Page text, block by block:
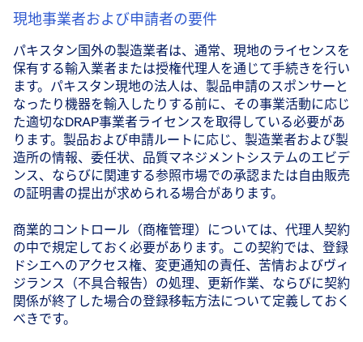
現地事業者および申請者の要件
パキスタン国外の製造業者は、通常、現地のライセンスを
保有する輸入業者または授権代理人を通じて手続きを行い
ます。パキスタン現地の法人は、製品申請のスポンサーと
なったり機器を輸入したりする前に、その事業活動に応じ
た適切なDRAP事業者ライセンスを取得している必要があ
ります。製品および申請ルートに応じ、製造業者および製
造所の情報、委任状、品質マネジメントシステムのエビデ
ンス、ならびに関連する参照市場での承認または自由販売
の証明書の提出が求められる場合があります。
商業的コントロール（商権管理）については、代理人契約
の中で規定しておく必要があります。この契約では、登録
ドシエへのアクセス権、変更通知の責任、苦情およびヴィ
ジランス（不具合報告）の処理、更新作業、ならびに契約
関係が終了した場合の登録移転方法について定義しておく
べきです。